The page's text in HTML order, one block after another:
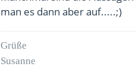
man es dann aber auf.....;)
Grüße
Susanne